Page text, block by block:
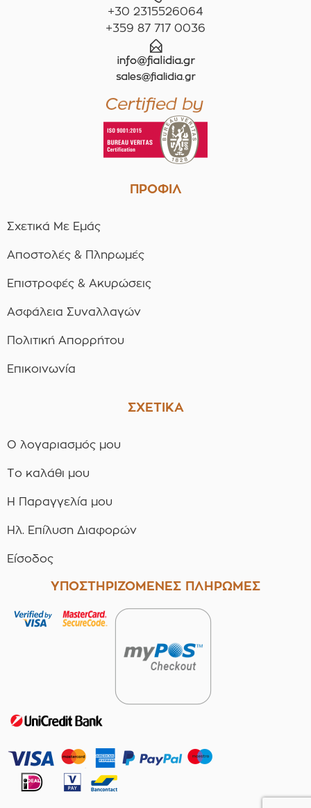
+30 2315526064
+359 87 717 0036
ΠΡΟΦΙΛ
Σχετικά Με Εμάς
Αποστολές & Πληρωμές
Επιστροφές & Ακυρώσεις
Ασφάλεια Συναλλαγών
Πολιτική Απορρήτου
Επικοινωνία
ΣΧΕΤΙΚΑ
Ο λογαριασμός μου
Το καλάθι μου
Η Παραγγελία μου
Ηλ. Επίλυση Διαφορών
Είσοδος
ΥΠΟΣΤΗΡΙΖΟΜΕΝΕΣ ΠΛΗΡΩΜΕΣ